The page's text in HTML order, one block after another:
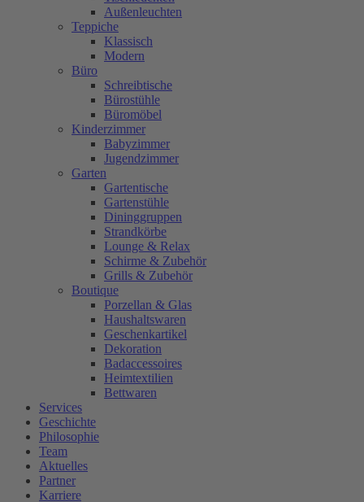
Außenleuchten
Teppiche
Klassisch
Modern
Büro
Schreibtische
Bürostühle
Büromöbel
Kinderzimmer
Babyzimmer
Jugendzimmer
Garten
Gartentische
Gartenstühle
Dininggruppen
Strandkörbe
Lounge & Relax
Schirme & Zubehör
Grills & Zubehör
Boutique
Porzellan & Glas
Haushaltswaren
Geschenkartikel
Dekoration
Badaccessoires
Heimtextilien
Bettwaren
Services
Geschichte
Philosophie
Team
Aktuelles
Partner
Karriere